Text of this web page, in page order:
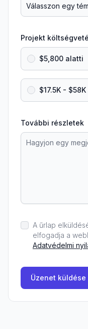
Projekt
$5,800 alatti
$17.5K - $58K
További részletek
A űrlap
elfogadja a
Adatvédelmi
Üzenet küldése